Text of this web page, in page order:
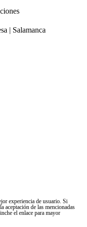
| Salamanca
experiencia de usuario. Si
aceptación de las mencionadas
el enlace para mayor